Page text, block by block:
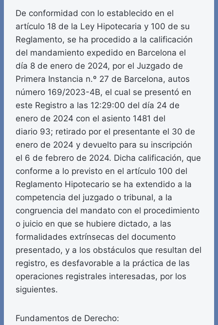
De conformidad con lo establecido en el
artículo 18 de la Ley Hipotecaria y 100 de su
Reglamento, se ha procedido a la calificación
del mandamiento expedido en Barcelona el
día 8 de enero de 2024, por el Juzgado de
Primera Instancia n.º 27 de Barcelona, autos
número 169/2023-4B, el cual se presentó en
este Registro a las 12:29:00 del día 24 de
enero de 2024 con el asiento 1481 del
diario 93; retirado por el presentante el 30 de
enero de 2024 y devuelto para su inscripción
el 6 de febrero de 2024. Dicha calificación, que
conforme a lo previsto en el artículo 100 del
Reglamento Hipotecario se ha extendido a la
competencia del juzgado o tribunal, a la
congruencia del mandato con el procedimiento
o juicio en que se hubiere dictado, a las
formalidades extrínsecas del documento
presentado, y a los obstáculos que resultan del
registro, es desfavorable a la práctica de las
operaciones registrales interesadas, por los
siguientes.
Fundamentos de Derecho: